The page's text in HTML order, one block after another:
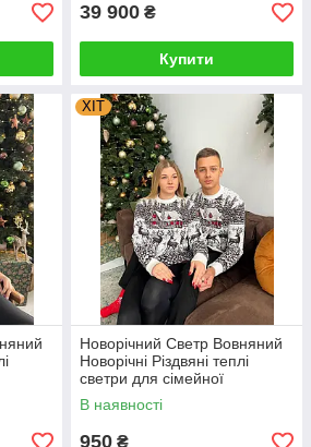
39 900 ₴
Купити
ХІТ
Новорічний Светр Вовняний
Новорічні Різдвяні теплі
светри для сімейної
фотосесії 4XL, 5XL
В наявності
950 ₴